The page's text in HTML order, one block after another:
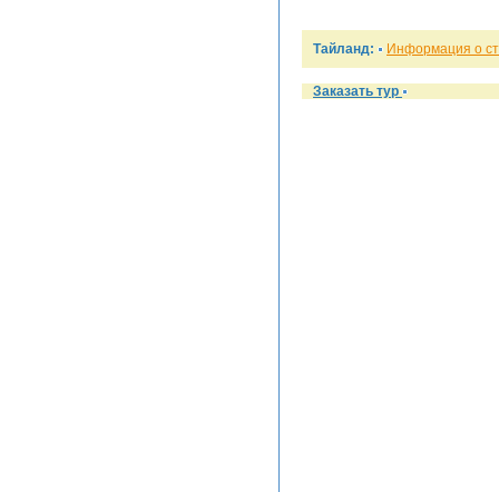
Тайланд: Информация о
Заказать тур